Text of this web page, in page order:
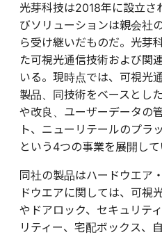
光芽科技は2018年に設立さ
びソリューションは親会社
ら受け継いだものだ。光芽
た可視光通信技術および関
いる。現時点では、可視光
製品、同技術をベースとし
や改良、ユーザーデータの
ト、ニューリテールのプラ
という4つの事業を展開して
同社の製品はハードウエア
ドウエアに関しては、可視
やドアロック、セキュリテ
リティー、宅配ボックス、